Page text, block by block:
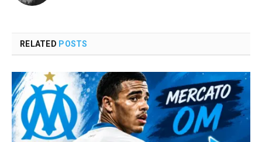
RELATED POSTS